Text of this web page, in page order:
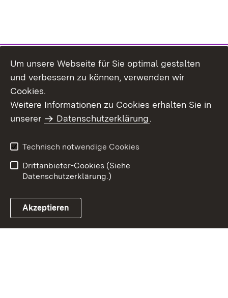
Benutzungshinweise
Erklärung zur
Um unsere Webseite für Sie optimal gestalten
und verbessern zu können, verwenden wir
Cookies.
Weitere Informationen zu Cookies erhalten Sie in
unserer
Datenschutzerklärung.
Technisch notwendige Cookies
Drittanbieter-Cookies (Siehe
Datenschutzerklärung.)
Akzeptieren